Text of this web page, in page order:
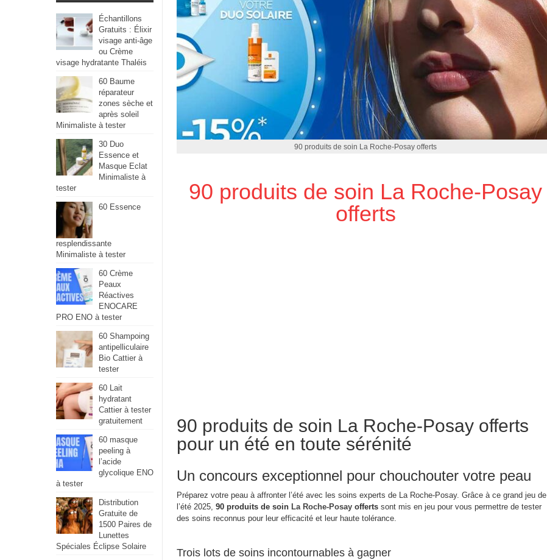
90 produits de soin La Roche-Posay offerts
90 produits de soin La Roche-Posay
offerts
90 produits de soin La Roche-Posay offerts
pour un été en toute sérénité
Un concours exceptionnel pour chouchouter votre peau
Préparez votre peau à affronter l’été avec les soins experts de La Roche-Posay. Grâce à ce grand jeu de
l’été 2025, 90 produits de soin La Roche-Posay offerts sont mis en jeu pour vous permettre de tester
des soins reconnus pour leur efficacité et leur haute tolérance.
Trois lots de soins incontournables à gagner
Échantillons
Gratuits : Élixir
visage anti-âge
ou Crème
visage hydratante Thaléis
60 Baume
réparateur
zones sèche et
après soleil
Minimaliste à tester
30 Duo
Essence et
Masque Eclat
Minimaliste à
tester
60 Essence
resplendissante
Minimaliste à tester
60 Crème
Peaux
Réactives
ENOCARE
PRO ENO à tester
60 Shampoing
antipelliculaire
Bio Cattier à
tester
60 Lait
hydratant
Cattier à tester
gratuitement
60 masque
peeling à
l’acide
glycolique ENO
à tester
Distribution
Gratuite de
1500 Paires de
Lunettes
Spéciales Éclipse Solaire